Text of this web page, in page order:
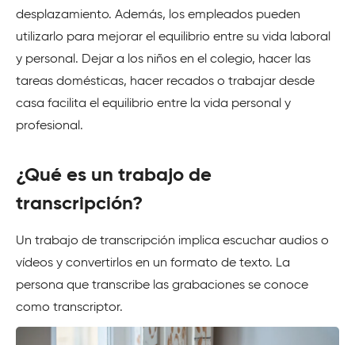
desplazamiento. Además, los empleados pueden
utilizarlo para mejorar el equilibrio entre su vida laboral
y personal. Dejar a los niños en el colegio, hacer las
tareas domésticas, hacer recados o trabajar desde
casa facilita el equilibrio entre la vida personal y
profesional.
¿Qué es un trabajo de
transcripción?
Un trabajo de transcripción implica escuchar audios o
vídeos y convertirlos en un formato de texto. La
persona que transcribe las grabaciones se conoce
como transcriptor.